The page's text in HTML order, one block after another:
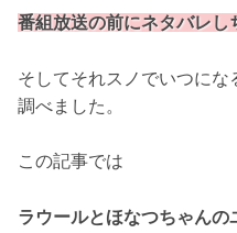
番組放送の前にネタバレし
そしてそれスノでいつにな
調べました。
この記事では
ラウールとほなつちゃん